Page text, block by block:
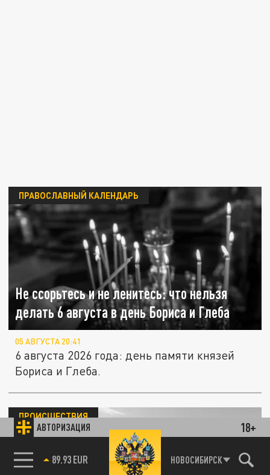
АВТОРИЗАЦИЯ 18+
85.64 BRENT НОВОСИБИРСК
Не ссорьтесь и не ленитесь: что нельзя
делать 6 августа в день Бориса и Глеба
ПРАВОСЛАВНЫЙ КАЛЕНДАРЬ
05 АВГУСТА 20:41
6 августа 2026 года: день памяти князей
Бориса и Глеба.
ПРОИСШЕСТВИЯ